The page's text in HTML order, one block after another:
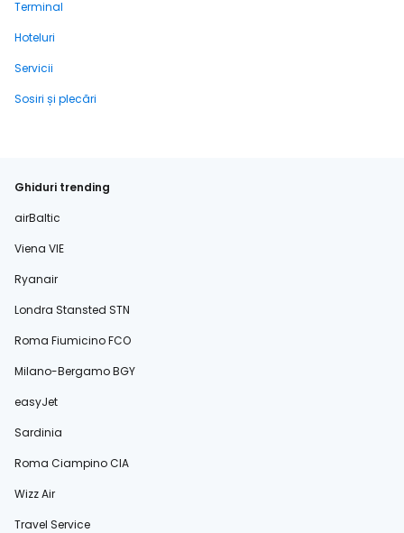
Terminal
Hoteluri
Servicii
Sosiri și plecări
Ghiduri trending
airBaltic
Viena VIE
Ryanair
Londra Stansted STN
Roma Fiumicino FCO
Milano-Bergamo BGY
easyJet
Sardinia
Roma Ciampino CIA
Wizz Air
Travel Service